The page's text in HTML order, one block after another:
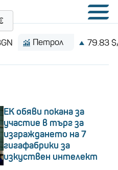
Петрол 79.83 $/барел
EK обяви покана за
участие в търг за
изграждането на 7
гигафабрики за
изкуствен интелект